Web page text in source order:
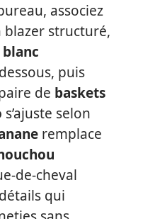
associez
blazer structuré,
puis
de baskets
s’ajuste selon
remplace
de-cheval
qui